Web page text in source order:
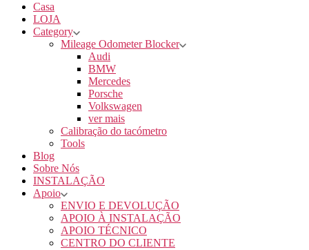
Casa
LOJA
Category
Mileage Odometer Blocker
Audi
BMW
Mercedes
Porsche
Volkswagen
ver mais
Calibração do tacómetro
Tools
Blog
Sobre Nós
INSTALAÇÃO
Apoio
ENVIO E DEVOLUÇÃO
APOIO À INSTALAÇÃO
APOIO TÉCNICO
CENTRO DO CLIENTE